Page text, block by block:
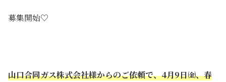
募集開始♡
山口合同ガス株式会社様からのご依頼で、4月9日㈮、春